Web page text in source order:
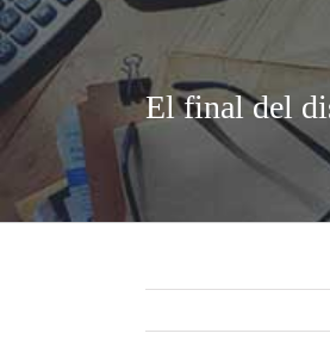
El final del